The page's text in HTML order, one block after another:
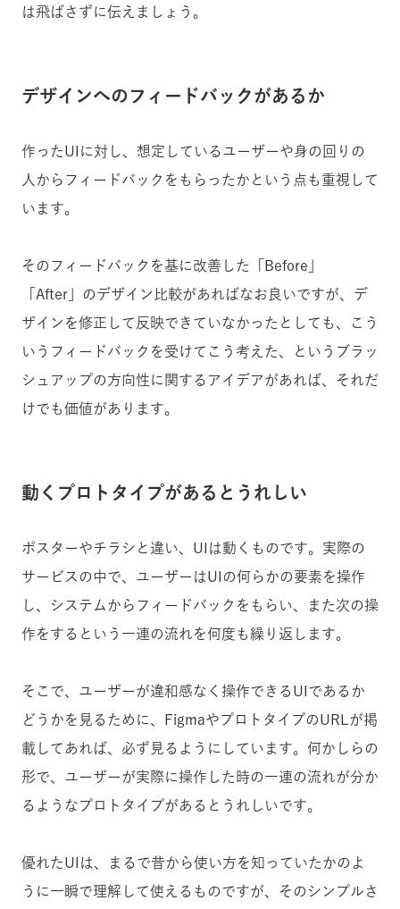
は飛ばさずに伝えましょう。
デザインへのフィードバックがあるか
作ったUIに対し、想定しているユーザーや身の回りの
人からフィードバックをもらったかという点も重視して
います。
そのフィードバックを基に改善した「Before」
「After」のデザイン比較があればなお良いですが、デ
ザインを修正して反映できていなかったとしても、こう
いうフィードバックを受けてこう考えた、というブラッ
シュアップの方向性に関するアイデアがあれば、それだ
けでも価値があります。
動くプロトタイプがあるとうれしい
ポスターやチラシと違い、UIは動くものです。実際の
サービスの中で、ユーザーはUIの何らかの要素を操作
し、システムからフィードバックをもらい、また次の操
作をするという一連の流れを何度も繰り返します。
そこで、ユーザーが違和感なく操作できるUIであるか
どうかを見るために、FigmaやプロトタイプのURLが掲
載してあれば、必ず見るようにしています。何かしらの
形で、ユーザーが実際に操作した時の一連の流れが分か
るようなプロトタイプがあるとうれしいです。
優れたUIは、まるで昔から使い方を知っていたかのよ
うに一瞬で理解して使えるものですが、そのシンプルさ